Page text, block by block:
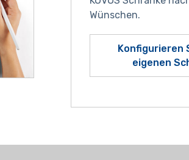
Wünschen.
Konfigurieren
eigenen